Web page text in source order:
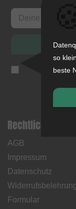
Ich
Rechtliche
AGB
Impressum
Datenschutz
Formular
so
beste